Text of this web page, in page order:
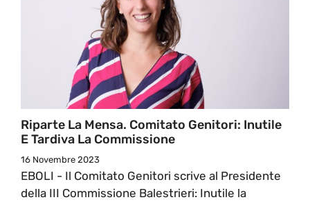
Riparte La Mensa. Comitato Genitori: Inutile
E Tardiva La Commissione
16 Novembre 2023
EBOLI - Il Comitato Genitori scrive al Presidente
della III Commissione Balestrieri: Inutile la